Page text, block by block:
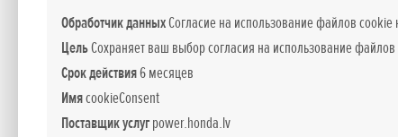
Обработчик данныхСогласие на использование файлов cookie
ЦельСохраняет ваш выбор согласия на использование
Срок действия6 месяцев
ИмяcookieConsent
Поставщик услугpower.honda.lv